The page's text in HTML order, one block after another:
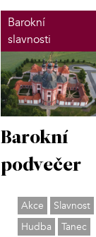
Barokní
slavnosti
Barokní
podvečer
Akce
Slavnost
Hudba
Tanec